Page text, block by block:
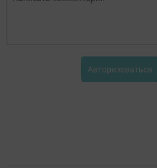
Авторизоваться